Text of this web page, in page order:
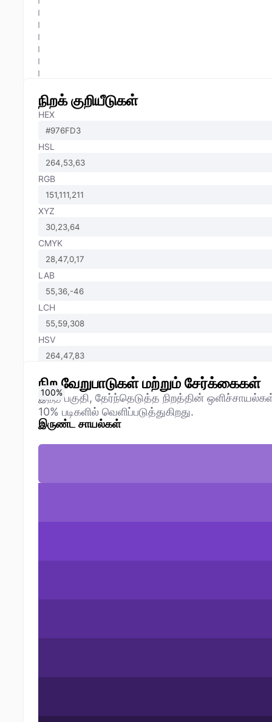
நிறக் குறியீடுகள்
HEX
HSL
RGB
XYZ
CMYK
LAB
LCH
HSV
நிற வேறுபாடுகள் மற்றும் சேர்க்கைகள்
இந்த பகுதி, தேர்ந்தெடுத்த நிறத்தின்
10% படிகளில் வெளிப்படுத்துகிறது.
இருண்ட சாயல்கள்
0%
10%
20%
30%
40%
50%
60%
70%
80%
90%
100%